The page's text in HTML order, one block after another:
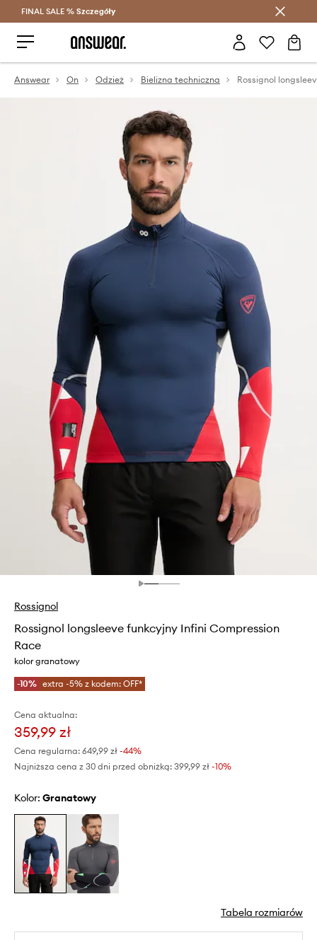
Oszczędzaj z Answear Club >
FINAL SALE % Szczegóły
Answear On Odzież Bielizna techniczna
Rossignol
Rossignol longsleeve funkcyjny Infini Compression
Race
kolor granatowy
-10% extra -5% z kodem: OFF*
Cena aktualna:
359,99 zł
Cena regularna: 649,99 zł -44%
Najniższa cena z 30 dni przed obniżką: 399,99 zł -10%
Kolor: granatowy
Tabela rozmiarów